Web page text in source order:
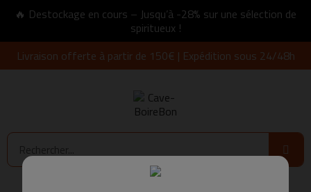
🔥 Destockage en cours – Jusqu’à -28% sur une sélection de
spiritueux !
Livraison offerte à partir de 150€ | Expédition sous 24/48h